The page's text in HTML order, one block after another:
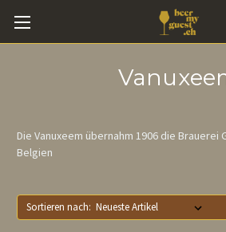
Die Vanuxeem übernahm 1906 die
Belgien
Sortieren nach: